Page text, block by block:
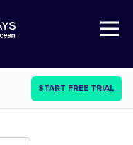
Open Nav
START FREE TRIAL